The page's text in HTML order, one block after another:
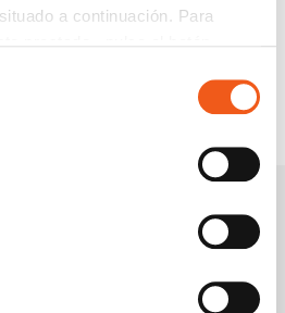
a continuación. Para
de cookies
política de cookies